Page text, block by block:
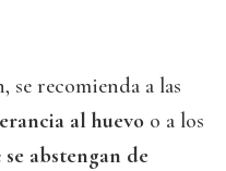
se recomienda a las
al huevo o a los
se abstengan de